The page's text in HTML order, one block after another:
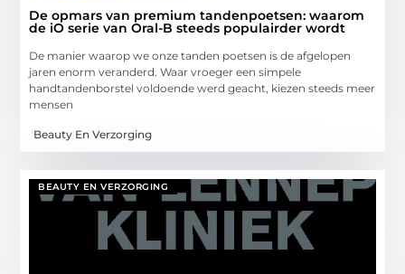
De opmars van premium tandenpoetsen: waarom
de iO serie van Oral-B steeds populairder wordt
De manier waarop we onze tanden poetsen is de afgelopen
jaren enorm veranderd. Waar vroeger een simpele
handtandenborstel voldoende werd geacht, kiezen steeds meer
mensen
Beauty En Verzorging
BEAUTY EN VERZORGING